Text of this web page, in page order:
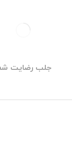
جلب رضایت